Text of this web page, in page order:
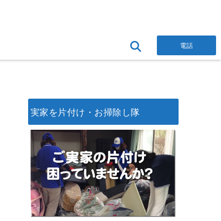
電話
実家を片付け・お掃除し隊